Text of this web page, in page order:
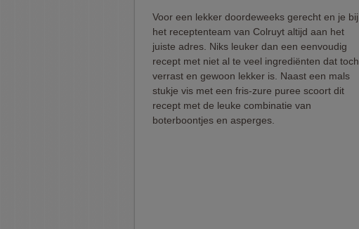
Voor een lekker doordeweeks gerecht en je bij
het receptenteam van Colruyt altijd aan het
juiste adres. Niks leuker dan een eenvoudig
recept met niet al te veel ingrediënten dat toch
verrast en gewoon lekker is. Naast een mals
stukje vis met een fris-zure puree scoort dit
recept met de leuke combinatie van
boterboontjes en asperges.